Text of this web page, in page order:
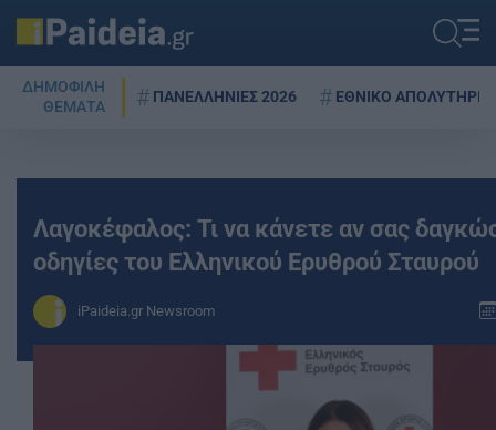
ΔΗΜΟΦΙΛΗ
ΘΕΜΑΤΑ
ΠΑΝΕΛΛΗΝΙΕΣ 2026 ΕΘΝΙΚΟ ΑΠΟΛΥΤΗΡΙΟ
Λαγοκέφαλος: Τι να κάνετε αν σας
οδηγίες του Ελληνικού Ερυθρού Σταυρού
iPaideia.gr Newsroom